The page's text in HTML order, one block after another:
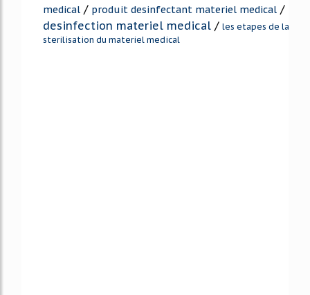
medical / produit desinfectant materiel medical /
desinfection materiel medical / les etapes de la
sterilisation du materiel medical